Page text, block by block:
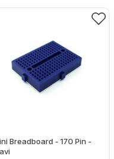
Breadboard - 170 Pin -